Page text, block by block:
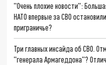
"Очень плохие новости":
НАТО впервые за СВО
приграничье?
Три главных инсайда об СВО.
"генерала Армагеддона"?